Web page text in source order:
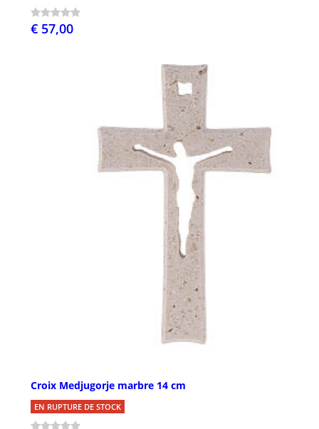
€ 57,00
Croix Medjugorje marbre 14 cm
EN RUPTURE DE STOCK